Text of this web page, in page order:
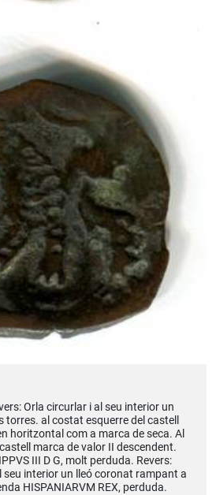
Orla circurlar i al seu interior un
torres. al costat esquerre del castell
horitzontal com a marca de seca. Al
marca de valor II descendent.
III D G, molt perduda. Revers:
seu interior un lleó coronat rampant a
HISPANIARVM REX, perduda.